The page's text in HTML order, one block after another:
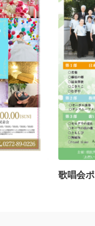
歌唱会